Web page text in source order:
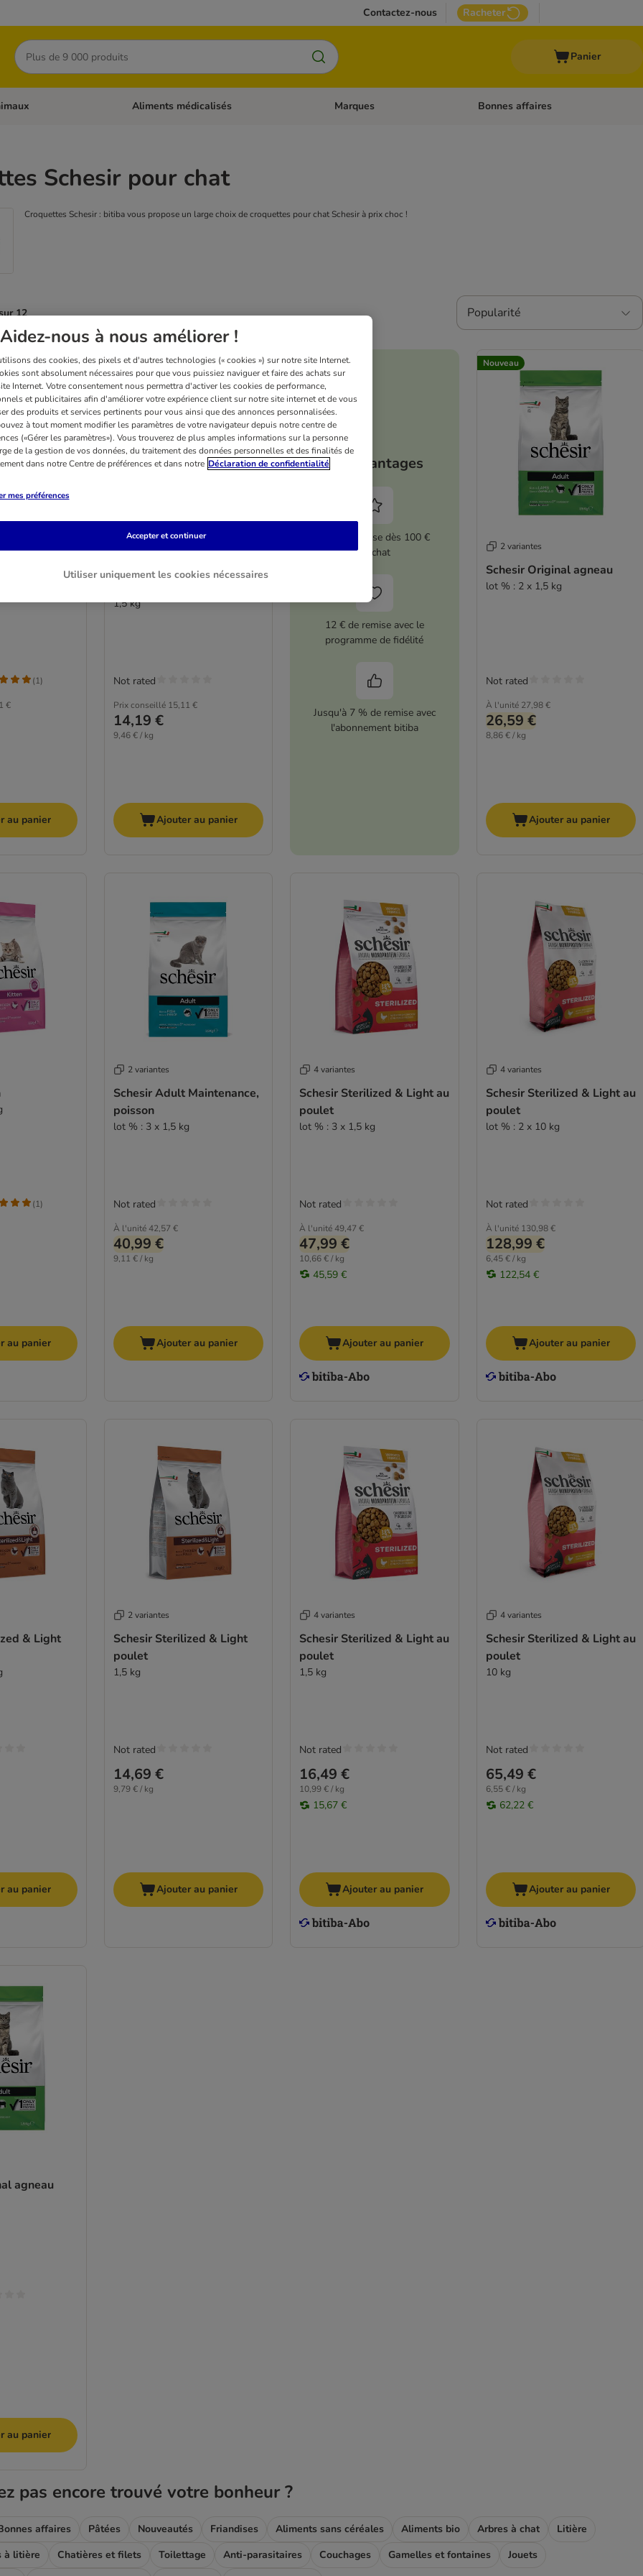
Contactez-nous Racheter
Rechercher
Panier
Chats Dérouler les catégories: Autres animaux
Aliments médicalisés Dérouler les catégories: Aliments médicalisés
Marques Dérouler les catégories: Marques
Bonnes affaires
Schesir pour chat
Croquettes Schesir : bitiba vous propose un large choix de croquettes pour chat Schesir à prix choc !
12 Popularité
€
(1)
au panier
Schesir Adult Maintenance,
1,5 kg
Prix conseillé 15,11 €
14,19 €
9,46 € / kg
Not rated
Ajouter au panier
Vos avantages
5 % de remise dès 100 €
d'achat
12 € de remise avec le
programme de fidélité
Jusqu'à 7 % de remise avec
l'abonnement bitiba
Nouveau
2 variantes
Schesir Original agneau
lot % : 2 x 1,5 kg
À l'unité 27,98 €
26,59 €
8,86 € / kg
Not rated
Ajouter au panier
(1)
au panier
2 variantes
Schesir Adult Maintenance,
poisson
lot % : 3 x 1,5 kg
À l'unité 42,57 €
40,99 €
9,11 € / kg
Not rated
Ajouter au panier
4 variantes
Schesir Sterilized & Light au
poulet
lot % : 3 x 1,5 kg
À l'unité49,47 €
47,99 €
10,66 € / kg
45,59 €
Not rated
Ajouter au panier
4 variantes
Schesir Sterilized & Light au
poulet
lot % : 2 x 10 kg
À l'unité 130,98 €
128,99 €
6,45 € / kg
122,54 €
Not rated
Ajouter au panier
& Light
au panier
2 variantes
Schesir Sterilized & Light
poulet
1,5 kg
14,69 €
9,79 € / kg
Not rated
Ajouter au panier
4 variantes
Schesir Sterilized & Light au
poulet
1,5 kg
16,49 €
10,99 € / kg
15,67 €
Not rated
Ajouter au panier
4 variantes
Schesir Sterilized & Light au
poulet
10 kg
65,49 €
6,55 € / kg
62,22 €
Not rated
Ajouter au panier
agneau
au panier
pas encore trouvé votre bonheur ?
affaires Pâtées Nouveautés Friandises Aliments sans céréales Aliments bio Arbres à chat
Litière
à litière
Chatières et filets Toilettage Anti-parasitaires Couchages Gamelles et fontaines
Jouets
Aidez-nous à nous améliorer !
des cookies, des pixels et d'autres technologies (« cookies ») sur notre site Internet.
sont absolument nécessaires pour que vous puissiez naviguer et faire des achats sur
Internet. Votre consentement nous permettra d'activer les cookies de performance,
et publicitaires afin d'améliorer votre expérience client sur notre site internet et de vous
des produits et services pertinents pour vous ainsi que des annonces personnalisées.
à tout moment modifier les paramètres de votre navigateur depuis notre centre de
(«Gérer les paramètres»). Vous trouverez de plus amples informations sur la personne
de la gestion de vos données, du traitement des données personnelles et des finalités de
dans notre Centre de préférences et dans notre Déclaration de confidentialité
mes préférences
Utiliser uniquement les cookies nécessaires
Accepter et continuer